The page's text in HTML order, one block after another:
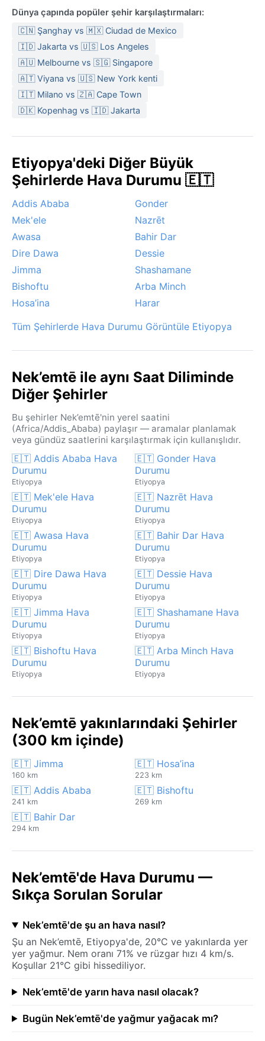
Dünya çapında popüler şehir karşılaştırmaları:
🇨🇳 Şanghay vs 🇲🇽 Ciudad de Mexico
🇮🇩 Jakarta vs 🇺🇸 Los Angeles
🇦🇺 Melbourne vs 🇸🇬 Singapore
🇦🇹 Viyana vs 🇺🇸 New York kenti
🇮🇹 Milano vs 🇿🇦 Cape Town
🇩🇰 Kopenhag vs 🇮🇩 Jakarta
Etiyopya'deki Diğer Büyük
Şehirlerde Hava Durumu 🇪🇹
Addis Ababa
Gonder
Mek'ele
Nazrēt
Awasa
Bahir Dar
Dire Dawa
Dessie
Jimma
Shashamane
Bishoftu
Arba Minch
Hosa’ina
Harar
Tüm Şehirlerde Hava Durumu Görüntüle Etiyopya
Nek’emtē ile aynı Saat Diliminde
Diğer Şehirler
Bu şehirler Nek’emtē'nin yerel saatini
(Africa/Addis_Ababa) paylaşır — aramalar planlamak
veya gündüz saatlerini karşılaştırmak için kullanışlıdır.
🇪🇹 Addis Ababa Hava
Durumu
Etiyopya
🇪🇹 Gonder Hava
Durumu
Etiyopya
🇪🇹 Mek'ele Hava
Durumu
Etiyopya
🇪🇹 Nazrēt Hava
Durumu
Etiyopya
🇪🇹 Awasa Hava
Durumu
Etiyopya
🇪🇹 Bahir Dar Hava
Durumu
Etiyopya
🇪🇹 Dire Dawa Hava
Durumu
Etiyopya
🇪🇹 Dessie Hava
Durumu
Etiyopya
🇪🇹 Jimma Hava
Durumu
Etiyopya
🇪🇹 Shashamane Hava
Durumu
Etiyopya
🇪🇹 Bishoftu Hava
Durumu
Etiyopya
🇪🇹 Arba Minch Hava
Durumu
Etiyopya
Nek’emtē yakınlarındaki Şehirler
(300 km içinde)
🇪🇹 Jimma
160 km
🇪🇹 Hosa’ina
223 km
🇪🇹 Addis Ababa
241 km
🇪🇹 Bishoftu
269 km
🇪🇹 Bahir Dar
294 km
Nek’emtē'de Hava Durumu —
Sıkça Sorulan Sorular
Nek’emtē'de şu an hava nasıl?
Şu an Nek’emtē, Etiyopya'de, 20°C ve yakınlarda yer
yer yağmur. Nem oranı 71% ve rüzgar hızı 4 km/s.
Koşullar 21°C gibi hissediliyor.
Nek’emtē'de yarın hava nasıl olacak?
Bugün Nek’emtē'de yağmur yağacak mı?